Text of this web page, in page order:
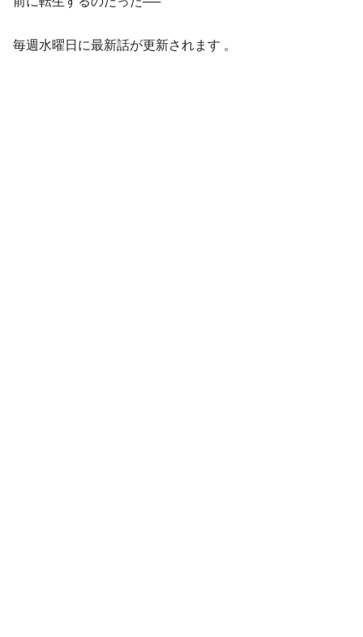
毎週水曜日に最新話が更新されます 。